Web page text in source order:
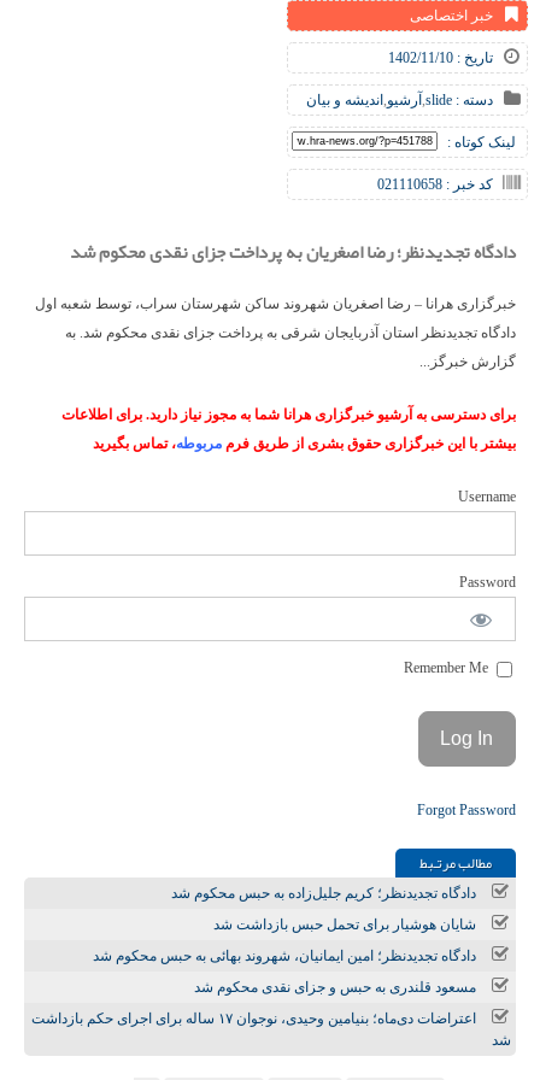
خبر اختصاصی
تاریخ : 1402/11/10
دسته : slide
,آرشیو,اندیشه و بیان
لینک کوتاه :
کد خبر : 021110658
دادگاه تجدیدنظر؛ رضا اصغریان به پرداخت جزای نقدی محکوم شد
خبرگزاری هرانا – رضا اصغریان شهروند ساکن شهرستان سراب، توسط شعبه اول
دادگاه تجدیدنظر استان آذربایجان شرقی به پرداخت جزای نقدی محکوم شد. به
گزارش خبرگز...
برای دسترسی به آرشیو خبرگزاری هرانا شما به مجوز نیاز دارید. برای اطلاعات
بیشتر با این خبرگزاری حقوق بشری از طریق فرم مربوطه، تماس بگیرید
Username
Password
Forgot Password
مطالب مرتـبط
دادگاه تجدیدنظر؛ کریم جلیل‌زاده به حبس محکوم شد
شایان هوشیار برای تحمل حبس بازداشت شد
دادگاه تجدیدنظر؛ امین ایمانیان، شهروند بهائی به حبس محکوم شد
مسعود قلندری به حبس و جزای نقدی محکوم شد
اعتراضات دی‌ماه؛ بنیامین وحیدی، نوجوان ۱۷ ساله برای اجرای حکم بازداشت
شد